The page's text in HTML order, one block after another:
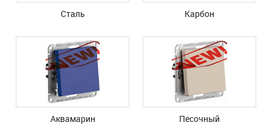
Сталь Карбон
Аквамарин Песочный